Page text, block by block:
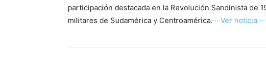
participación destacada en la Revolución Sandinista de
militares de Sudamérica y Centroamérica.··· Ver noticia ···